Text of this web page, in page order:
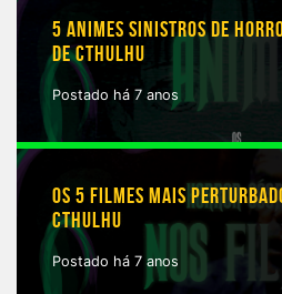
5 ANIMES SINISTROS DE
DE CTHULHU
Postado há 7 anos
OS 5 FILMES MAIS
CTHULHU
Postado há 7 anos